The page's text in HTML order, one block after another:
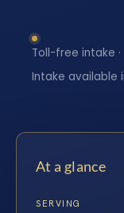
Toll-free intake
Intake available
At a glance
SERVING